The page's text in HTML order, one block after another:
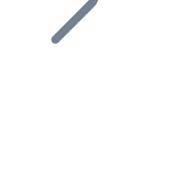
tuo ecosistema.
di rivenditori e
progetto al nostro servizio di